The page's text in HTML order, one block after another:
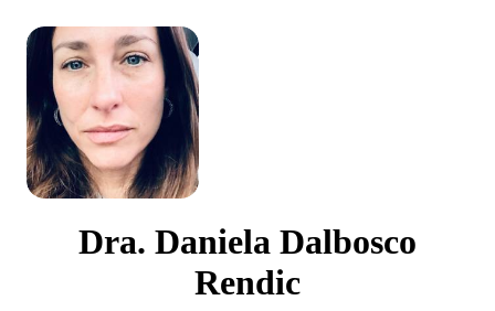
Dra. Daniela Dalbosco
Rendic